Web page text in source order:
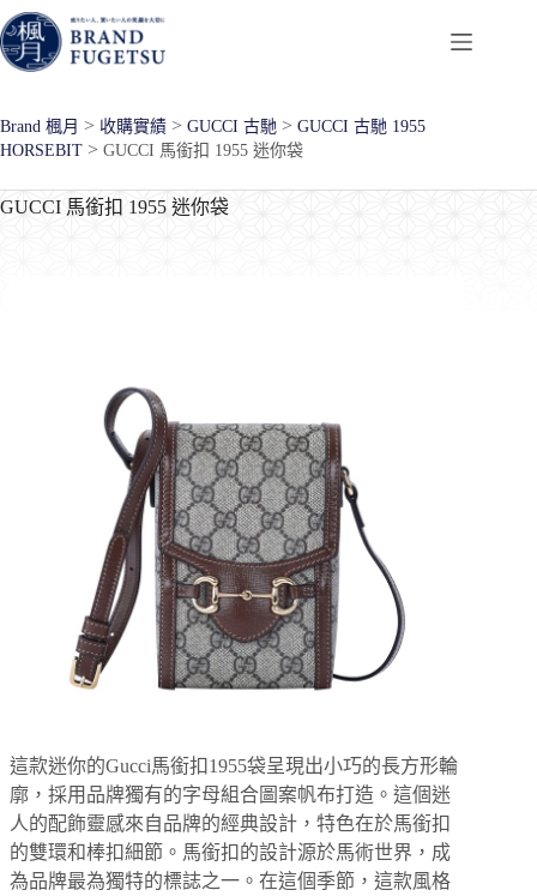
跳
至
主
內
容
Brand 楓月 > 收購實績 > GUCCI 古馳 > GUCCI 古馳 1955
HORSEBIT > GUCCI 馬銜扣 1955 迷你袋
GUCCI 馬銜扣 1955 迷你袋
這款迷你的Gucci馬銜扣1955袋呈現出小巧的長方形輪
廓，採用品牌獨有的字母組合圖案帆布打造。這個迷
人的配飾靈感來自品牌的經典設計，特色在於馬銜扣
的雙環和棒扣細節。馬銜扣的設計源於馬術世界，成
為品牌最為獨特的標誌之一。在這個季節，這款風格